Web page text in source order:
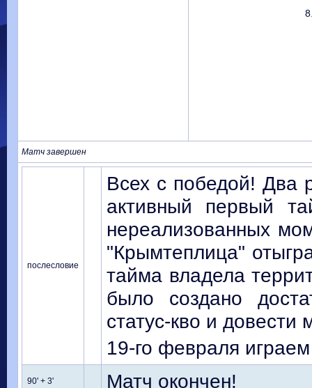
Матч завершен
послесловие
Всех с победой! Два
активный первый
нереализованных
"Крымтеплица"
тайма владела
было создано
статус-кво и
19-го февраля
90' + 3' Матч окончен!